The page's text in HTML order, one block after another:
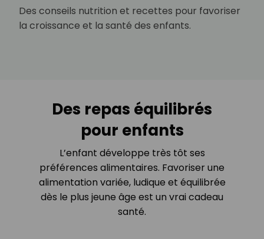
Des conseils nutrition et recettes pour favoriser
la croissance et la santé des enfants.
Des repas équilibrés
pour enfants
L’enfant développe très tôt ses
préférences alimentaires. Favoriser une
alimentation variée, ludique et équilibrée
dès le plus jeune âge est un vrai cadeau
santé.